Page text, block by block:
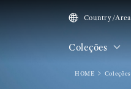
Country/Area
Coleções
HOME Coleções